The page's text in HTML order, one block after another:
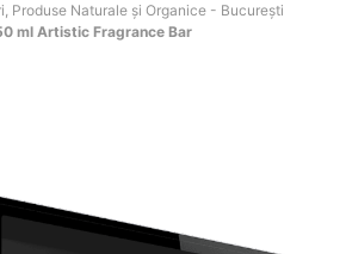
Produse Naturale și Organice - Bucureşti
ml Artistic Fragrance Bar